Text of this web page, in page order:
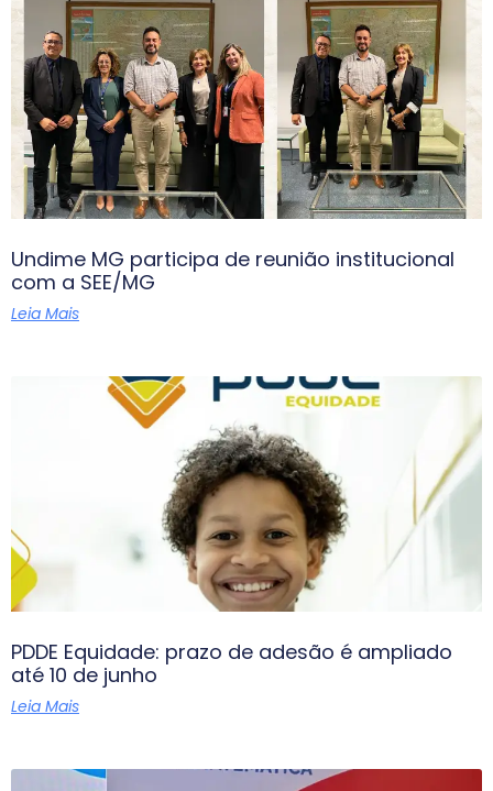
Undime MG participa de reunião institucional
com a SEE/MG
Leia Mais
PDDE Equidade: prazo de adesão é ampliado
até 10 de junho
Leia Mais